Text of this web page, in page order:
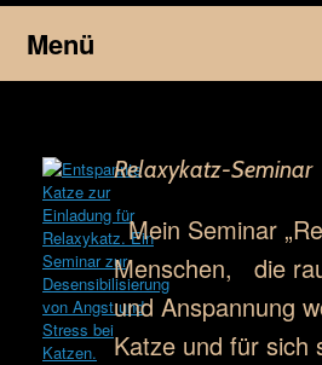
Menü
Relaxykatz-Seminar
Mein Seminar
Menschen, die
und Anspannung
Katze und für sich